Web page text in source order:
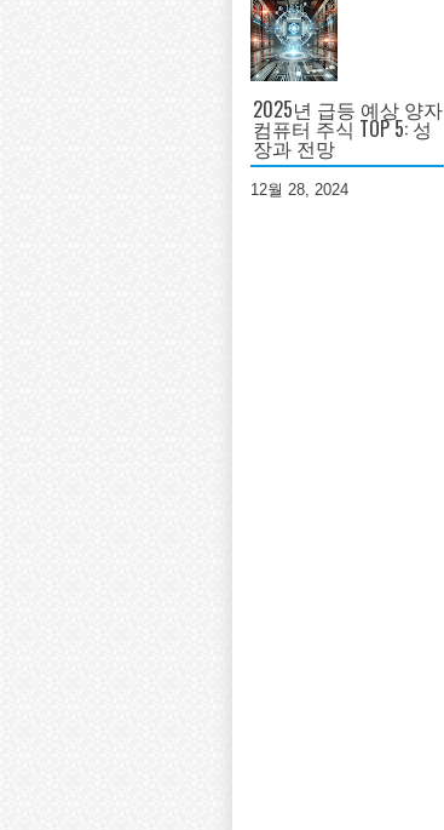
2025년 급등 예상 양자
컴퓨터 주식 TOP 5: 성
장과 전망
12월 28, 2024